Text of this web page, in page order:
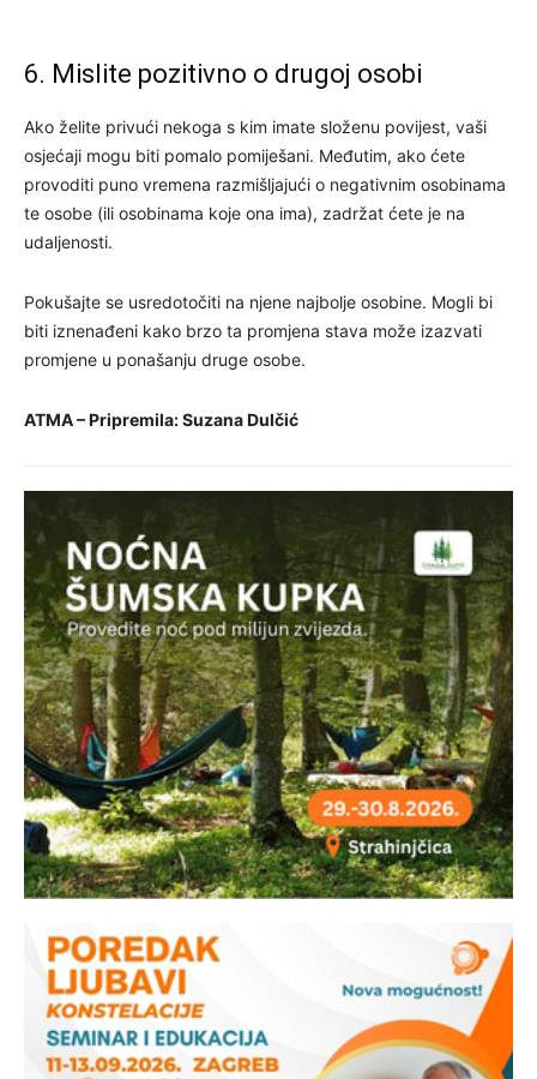
6. Mislite pozitivno o drugoj osobi
Ako želite privući nekoga s kim imate složenu povijest, vaši
osjećaji mogu biti pomalo pomiješani. Međutim, ako ćete
provoditi puno vremena razmišljajući o negativnim osobinama
te osobe (ili osobinama koje ona ima), zadržat ćete je na
udaljenosti.
Pokušajte se usredotočiti na njene najbolje osobine. Mogli bi
biti iznenađeni kako brzo ta promjena stava može izazvati
promjene u ponašanju druge osobe.
ATMA – Pripremila: Suzana Dulčić